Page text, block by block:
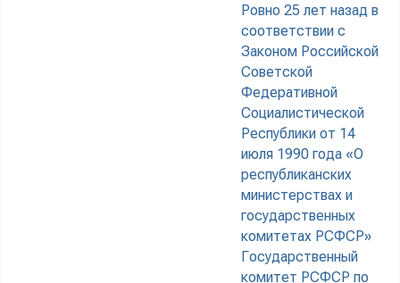
Ровно 25 лет назад в
соответствии с
Законом Российской
Советской
Федеративной
Социалистической
Республики от 14
июля 1990 года «О
республиканских
министерствах и
государственных
комитетах РСФСР»
Государственный
комитет РСФСР по